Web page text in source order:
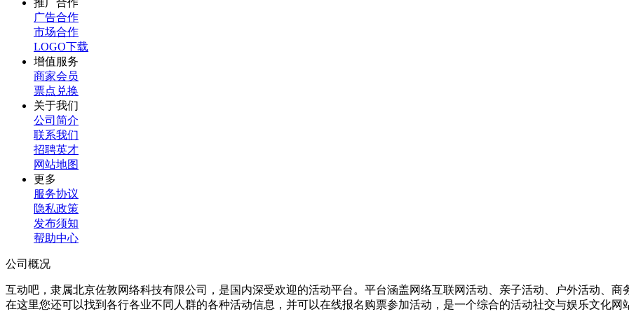
推广合作
广告合作
市场合作
LOGO下载
增值服务
商家会员
票点兑换
关于我们
公司简介
联系我们
招聘英才
网站地图
更多
服务协议
隐私政策
发布须知
帮助中心
公司概况
互动吧，隶属北京佐敦网络科技有限公司，是国内深受欢迎的活动平台。平台涵盖网络互联网活动、亲子活动、户外活动、商
在这里您还可以找到各行各业不同人群的各种活动信息，并可以在线报名购票参加活动，是一个综合的活动社交与娱乐文化网